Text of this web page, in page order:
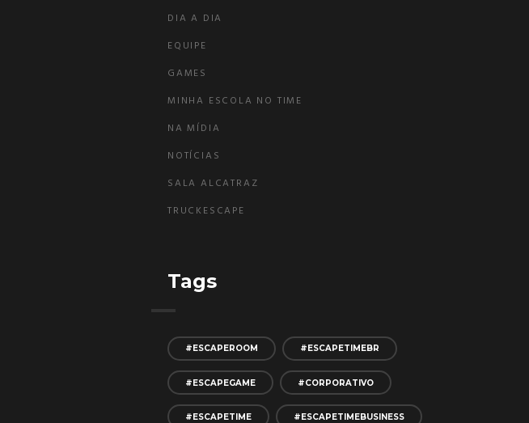
DIA A DIA
EQUIPE
GAMES
MINHA ESCOLA NO TIME
NA MÍDIA
NOTÍCIAS
SALA ALCATRAZ
TRUCKESCAPE
Tags
#ESCAPEROOM #ESCAPETIMEBR
#ESCAPEGAME #CORPORATIVO
#ESCAPETIME #ESCAPETIMEBUSINESS